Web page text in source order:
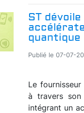
ST
quantique
Publié le 07-07-
Le
à travers son
intégrant un